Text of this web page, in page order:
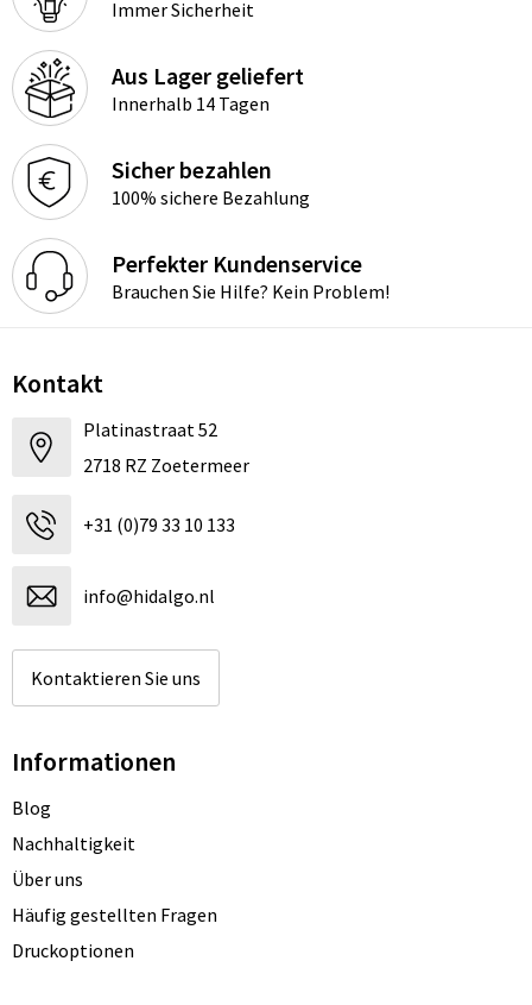
Immer Sicherheit
Aus Lager geliefert
Innerhalb 14 Tagen
Sicher bezahlen
100% sichere Bezahlung
Perfekter Kundenservice
Brauchen Sie Hilfe? Kein Problem!
Kontakt
Platinastraat 52
2718 RZ Zoetermeer
+31 (0)79 33 10 133
info@hidalgo.nl
Kontaktieren Sie uns
Informationen
Blog
Nachhaltigkeit
Über uns
Häufig gestellten Fragen
Druckoptionen